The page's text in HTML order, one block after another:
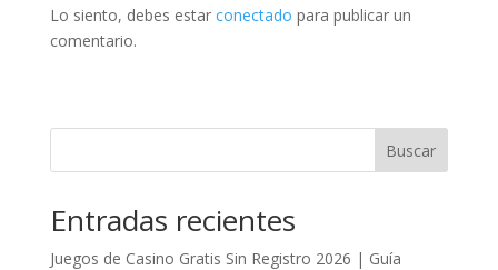
Lo siento, debes estar conectado para publicar un
comentario.
Buscar
Entradas recientes
Juegos de Casino Gratis Sin Registro 2026 | Guía